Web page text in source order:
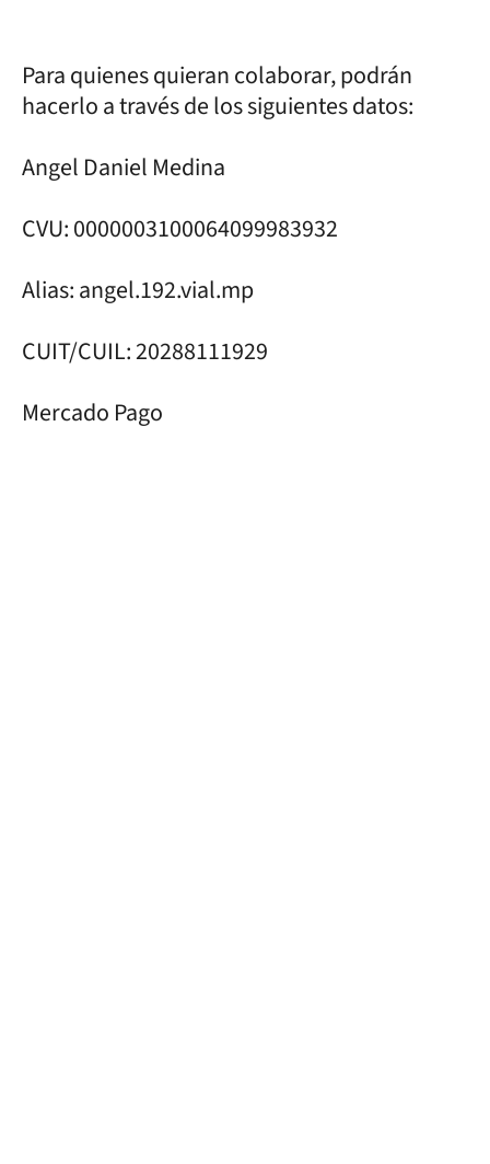
Para quienes quieran colaborar, podrán
hacerlo a través de los siguientes datos:
Angel Daniel Medina
CVU: 0000003100064099983932
Alias: angel.192.vial.mp
CUIT/CUIL: 20288111929
Mercado Pago